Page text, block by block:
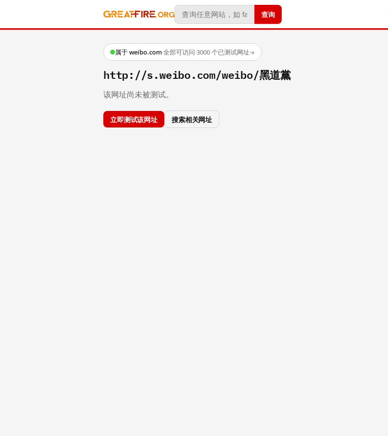
查询
属于 weibo.com·全部可访问·3000 个已测试网址→
http://s.weibo.com/weibo/黑道黨
该网址尚未被测试。
立即测试该网址 搜索相关网址